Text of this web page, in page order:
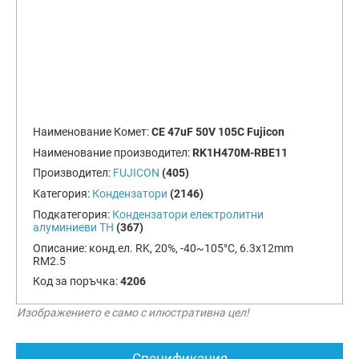
Наименование Комет:CE 47uF 50V 105C Fujicon
Наименование производител: RK1H470M-RBE11
Производител: FUJICON (405)
Категория: Кондензатори (2146)
Подкатегория: Кондензатори електролитни
алуминиеви TH (367)
Описание: конд.ел. RK, 20%, -40~105°C, 6.3x12mm
RM2.5
Код за поръчка:4206
Изображението е само с илюстративна цел!